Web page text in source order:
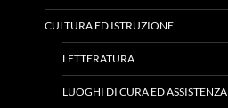
CULTURA ED ISTRUZIONE
LETTERATURA
LUOGHI DI CURA ED ASSISTENZA